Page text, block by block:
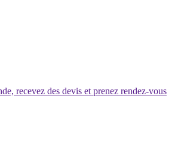
recevez des devis et prenez rendez-vous